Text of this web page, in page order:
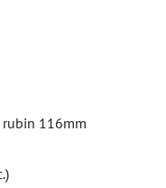
rubin 116mm